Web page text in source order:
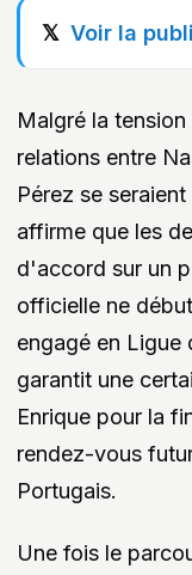
Voir la
Malgré la
relations entre
Pérez se
affirme que les
d'accord sur un
officielle ne
engagé en Ligue
garantit une
Enrique pour la
rendez-vous
Portugais.
Une fois le